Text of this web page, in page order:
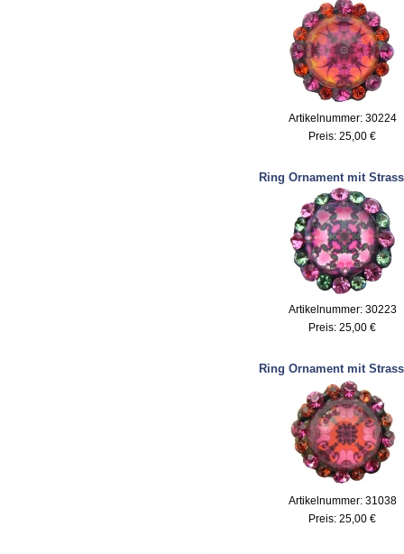
Artikelnummer: 30224
Preis: 25,00 €
Ring Ornament mit
Artikelnummer: 30223
Preis: 25,00 €
Ring Ornament mit
Artikelnummer: 31038
Preis: 25,00 €